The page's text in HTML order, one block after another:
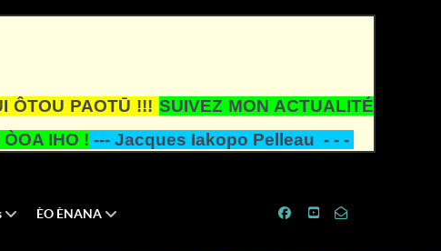
ÔTOU PAOTŪ !!! SUIVEZ MON ACTUALITÉ
IHO ! --- Jacques Iakopo Pelleau - - -
ÈO ÈNANA